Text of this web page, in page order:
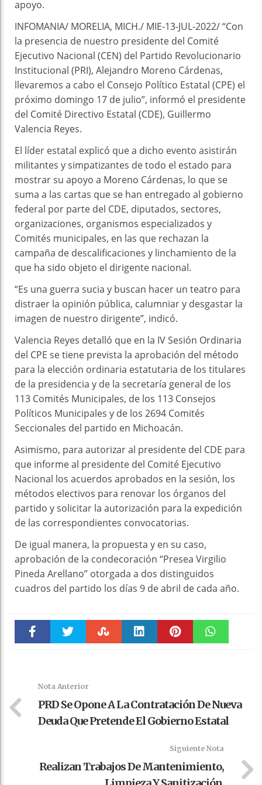
apoyo.
INFOMANIA/ MORELIA, MICH./ MIE-13-JUL-2022/ “Con
la presencia de nuestro presidente del Comité
Ejecutivo Nacional (CEN) del Partido Revolucionario
Institucional (PRI), Alejandro Moreno Cárdenas,
llevaremos a cabo el Consejo Político Estatal (CPE) el
próximo domingo 17 de julio”, informó el presidente
del Comité Directivo Estatal (CDE), Guillermo
Valencia Reyes.
El líder estatal explicó que a dicho evento asistirán
militantes y simpatizantes de todo el estado para
mostrar su apoyo a Moreno Cárdenas, lo que se
suma a las cartas que se han entregado al gobierno
federal por parte del CDE, diputados, sectores,
organizaciones, organismos especializados y
Comités municipales, en las que rechazan la
campaña de descalificaciones y linchamiento de la
que ha sido objeto el dirigente nacional.
“Es una guerra sucia y buscan hacer un teatro para
distraer la opinión pública, calumniar y desgastar la
imagen de nuestro dirigente”, indicó.
Valencia Reyes detalló que en la IV Sesión Ordinaria
del CPE se tiene prevista la aprobación del método
para la elección ordinaria estatutaria de los titulares
de la presidencia y de la secretaría general de los
113 Comités Municipales, de los 113 Consejos
Políticos Municipales y de los 2694 Comités
Seccionales del partido en Michoacán.
Asimismo, para autorizar al presidente del CDE para
que informe al presidente del Comité Ejecutivo
Nacional los acuerdos aprobados en la sesión, los
métodos electivos para renovar los órganos del
partido y solicitar la autorización para la expedición
de las correspondientes convocatorias.
De igual manera, la propuesta y en su caso,
aprobación de la condecoración “Presea Virgilio
Pineda Arellano” otorgada a dos distinguidos
cuadros del partido los días 9 de abril de cada año.
Nota Anterior
PRD Se Opone A La Contratación De Nueva
Deuda Que Pretende El Gobierno Estatal
Siguiente Nota
Realizan Trabajos De Mantenimiento,